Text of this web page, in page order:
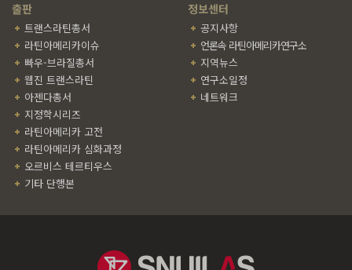
출판
트랜스라틴총서
라틴아메리카이슈
빠우-브라질총서
웹진 트랜스라틴
아젠다총서
지정학시리즈
라틴아메리카 고전
라틴아메리카 심화과정
오르비스 테르티우스
기타 단행본
정보센터
공지사항
언론속 라틴아메리카연구소
지역뉴스
연구소일정
네트워크